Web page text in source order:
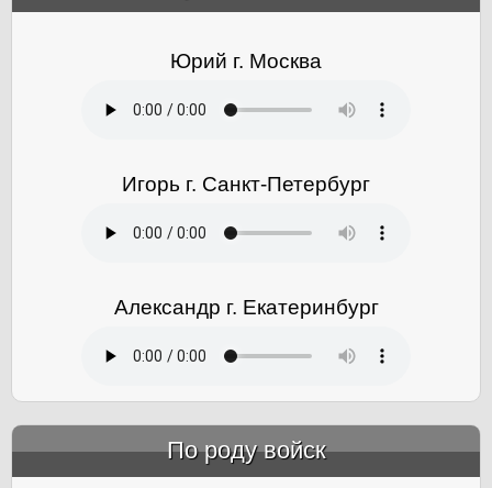
Юрий г. Москва
Игорь г. Санкт-Петербург
Александр г. Екатеринбург
По роду войск